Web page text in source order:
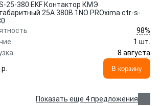
25-380 EKF Контактор КМЭ
25А 380В 1NO PROxima ctr-s-
98%
1 шт.
8 августа
В корзину
Показать еще 4 предложения